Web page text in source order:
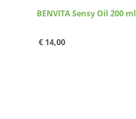
BENVITA Sensy Oil 200 ml
€ 14,00